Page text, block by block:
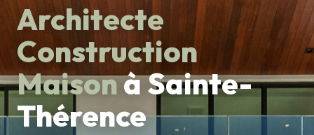
Architecte
Construction
Maisonà Sainte-
Thérence